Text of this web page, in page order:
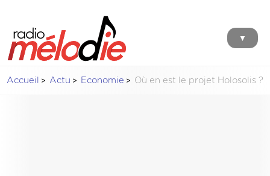
▼
Accueil Actu Economie Où en est le projet Holosolis ?